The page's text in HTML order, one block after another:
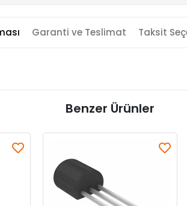
Garanti ve Teslimat Taksit
Benzer Ürünler